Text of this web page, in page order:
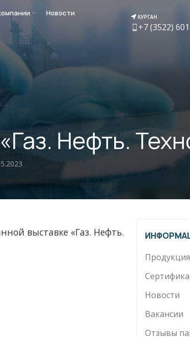
Новости КУРГАН
+7 (3522)
Нефть.
выставке «Газ. Нефть.
Новости
Вакансии
Отзывы